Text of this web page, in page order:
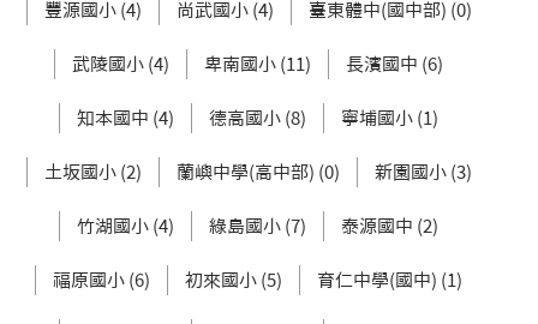
豐源國小 (4) 尚武國小 (4) 臺東體中(國中部) (0)
武陵國小 (4) 卑南國小 (11) 長濱國中 (6)
知本國中 (4) 德高國小 (8) 寧埔國小 (1)
土坂國小 (2) 蘭嶼中學(高中部) (0) 新園國小 (3)
竹湖國小 (4) 綠島國小 (7) 泰源國中 (2)
福原國小 (6) 初來國小 (5) 育仁中學(國中) (1)